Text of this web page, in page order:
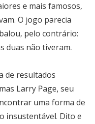
e mais famosos,
O jogo parecia
pelo contrário:
duas não tiveram.
de resultados
Larry Page, seu
uma forma de
insustentável. Dito e